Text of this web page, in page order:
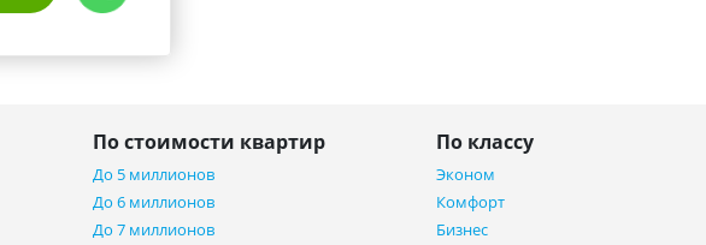
По стоимости квартир
До 5 миллионов
До 6 миллионов
До 7 миллионов
По классу
Эконом
Комфорт
Бизнес